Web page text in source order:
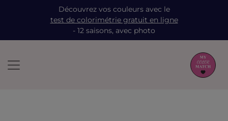
Découvrez vos couleurs avec le
test de colorimétrie gratuit en ligne
- 12 saisons, avec photo